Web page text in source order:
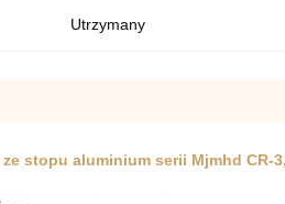
Utrzymany
stopu aluminium serii Mjmhd